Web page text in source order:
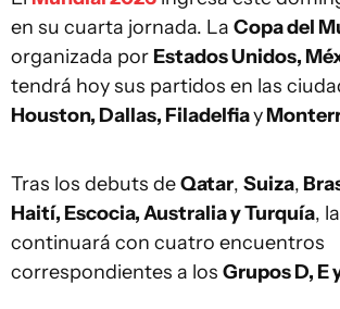
en su cuarta jornada. La Copa del
organizada por Estados Unidos,
tendrá hoy sus partidos en las
Houston, Dallas, Filadelfiay
Tras los debuts deQatar, Suiza,
Haití, Escocia, Australia y Turquía,
continuará con cuatro encuentros
correspondientes a los Grupos D, E